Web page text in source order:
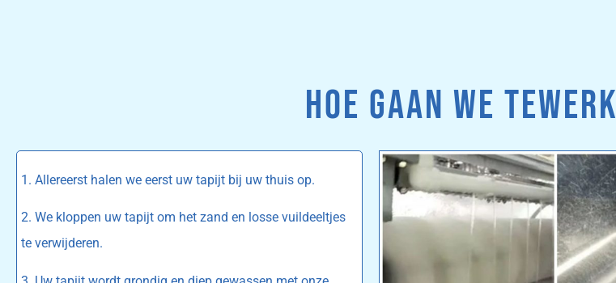
HOE GAAN WE TEWERK
1. Allereerst halen we eerst uw tapijt bij uw thuis op.
2. We kloppen uw tapijt om het zand en losse vuildeeltjes
te verwijderen.